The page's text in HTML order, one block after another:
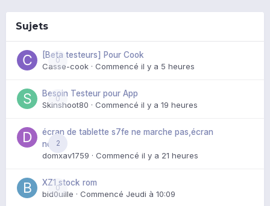
Sujets
0
[Beta testeurs] Pour Cook
Casse-cook · Commencé il y a 5 heures
0
Besoin Testeur pour App
Skinshoot80 · Commencé il y a 19 heures
2
écran de tablette s7fe ne marche pas,écran
noir
domxav1759 · Commencé il y a 21 heures
0
XZ1 stock rom
bid0uille · Commencé Jeudi à 10:09